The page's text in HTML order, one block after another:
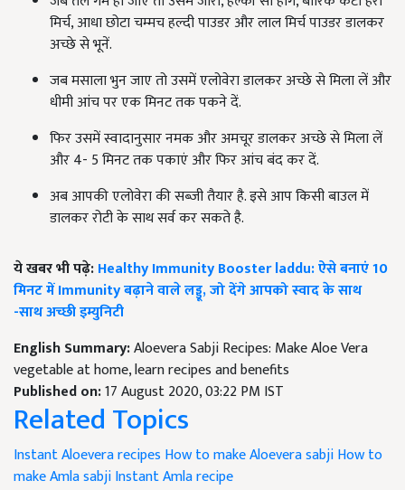
मिर्च, आधा छोटा चम्मच हल्दी पाउडर और लाल मिर्च पाउडर डालकर
अच्छे से भूनें.
जब मसाला भुन जाए तो उसमें एलोवेरा डालकर अच्छे से मिला लें और
धीमी आंच पर एक मिनट तक पकने दें.
फिर उसमें स्वादानुसार नमक और अमचूर डालकर अच्छे से मिला लें
और 4- 5 मिनट तक पकाएं और फिर आंच बंद कर दें.
अब आपकी एलोवेरा की सब्जी तैयार है. इसे आप किसी बाउल में
डालकर रोटी के साथ सर्व कर सकते है.
ये खबर भी पढ़े:Healthy Immunity Booster laddu: ऐसे बनाएं 10
मिनट में Immunity बढ़ाने वाले लड्डू, जो देंगे आपको स्वाद के साथ
-साथ अच्छी इम्युनिटी
English Summary:Aloevera Sabji Recipes: Make Aloe Vera
vegetable at home, learn recipes and benefits
Published on:17 August 2020, 03:22 PM IST
Related Topics
Instant Aloevera recipes How to make Aloevera sabjiHow to
make Amla sabjiInstant Amla recipe